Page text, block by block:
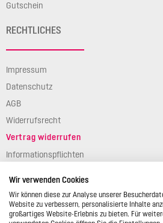
Gutschein
RECHTLICHES
Impressum
Datenschutz
AGB
Widerrufsrecht
Vertrag widerrufen
Informationspflichten
Wir verwenden Cookies
Wir können diese zur Analyse unserer
Website zu verbessern, personalisierte Inhalte
großartiges Website-Erlebnis zu bieten. Für